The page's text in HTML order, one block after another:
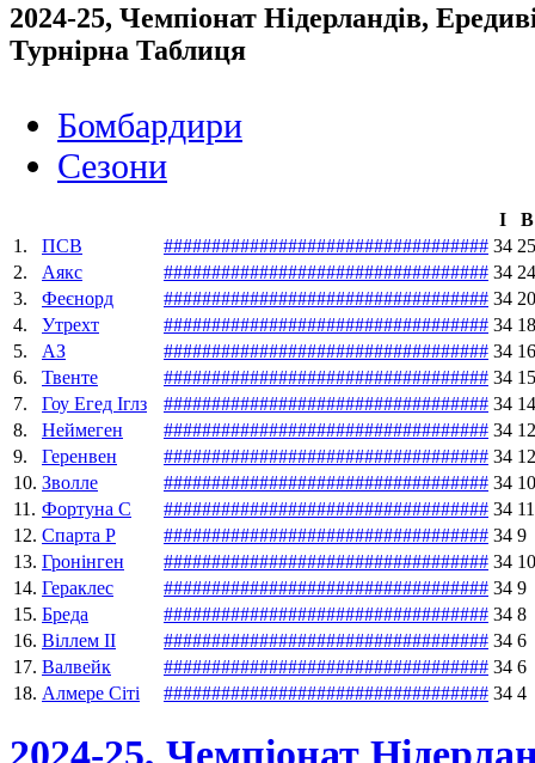
2024-25, Чемпіонат Нідерландів,
Турнірна Таблиця
Бомбардири
Сезони
І
В
1.
ПСВ ################################## 34 25
2.
Аякс ################################## 34 24
3.
Феєнорд ################################## 34 20
4.
Утрехт ################################## 34 18
5.
АЗ ################################## 34 16
6.
Твенте ################################## 34 15
7.
Гоу Егед Іглз ################################## 34 14
8.
Неймеген ################################## 34 12
9.
Геренвен ################################## 34 12
10. Зволле ################################## 34 10
11. Фортуна С ################################## 34 11
12. Спарта Р ################################## 34 9
13. Гронінген ################################## 34 10
14. Гераклес ################################## 34 9
15. Бреда ################################## 34 8
16. Віллем II ################################## 34 6
17. Валвейк ################################## 34 6
18. Алмере Сіті ################################## 34 4
2024-25, Чемпіонат